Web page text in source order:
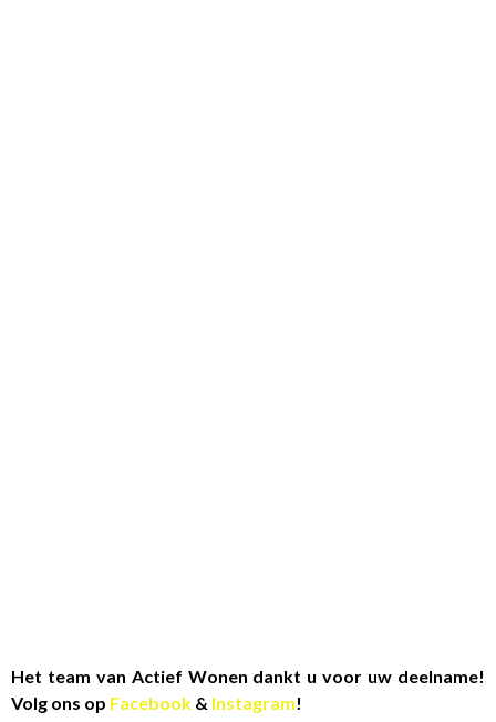
Het team van Actief Wonen dankt u voor uw deelname!
Volg ons op Facebook & Instagram!